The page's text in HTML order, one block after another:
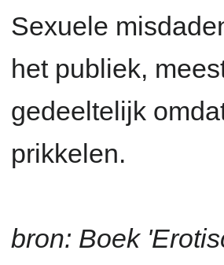
Sexuele
het publiek,
gedeeltelijk
prikkelen.
bron: Boek